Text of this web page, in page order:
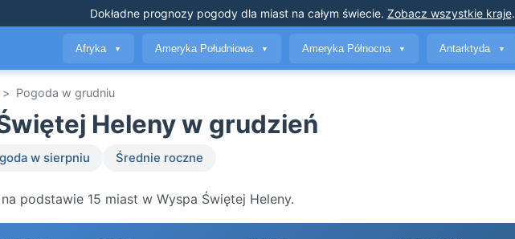
Dokładne prognozy pogodydla miast na całym świecie. Zobacz wszystkie kraje.
Afryka ▼ Ameryka Południowa ▼ Ameryka Północna ▼ Antarktyda ▼
> Pogoda w grudniu
Heleny w grudzień
w sierpniu Średnie roczne
podstawie 15 miast w Wyspa Świętej Heleny.